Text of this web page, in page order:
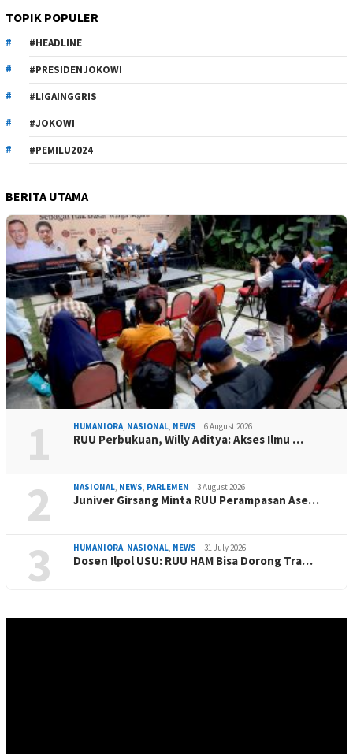
TOPIK POPULER
#HEADLINE
#PRESIDENJOKOWI
#LIGAINGGRIS
#JOKOWI
#PEMILU2024
BERITA UTAMA
1 HUMANIORA, NASIONAL, NEWS 6 August 2026
RUU Perbukuan, Willy Aditya: Akses Ilmu …
2 NASIONAL, NEWS, PARLEMEN 3 August 2026
Juniver Girsang Minta RUU Perampasan Ase…
3 HUMANIORA, NASIONAL, NEWS 31 July 2026
Dosen Ilpol USU: RUU HAM Bisa Dorong Tra…